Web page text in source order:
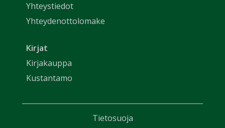
Yhteystiedot
Yhteydenottolomake
Kirjat
Kirjakauppa
Kustantamo
Tietosuoja